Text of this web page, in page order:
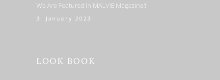
We Are Featured In MALVIE Magazine!!
3. January 2023
LOOK BOOK